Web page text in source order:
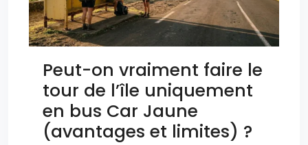
Peut-on vraiment faire le
tour de l’île uniquement
en bus Car Jaune
(avantages et limites) ?